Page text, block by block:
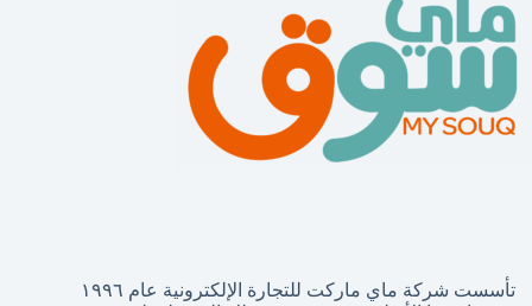
تأسست شركة ماي ماركت للتجارة الإلكترونية عام ١٩٩٦